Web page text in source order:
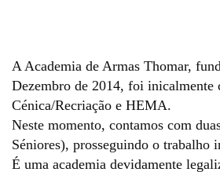
A Academia de Armas Thomar,
Dezembro de 2014, foi inicalmente
Cénica/Recriação e HEMA.
Neste momento, contamos com
Séniores), prosseguindo o trabalho
É uma academia devidamente